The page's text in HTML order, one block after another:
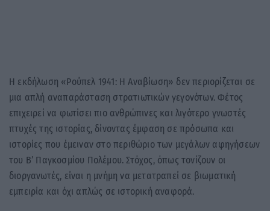
Η εκδήλωση «Ρούπελ 1941: Η Αναβίωση» δεν περιορίζεται σε
μια απλή αναπαράσταση στρατιωτικών γεγονότων. Φέτος
επιχειρεί να φωτίσει πιο ανθρώπινες και λιγότερο γνωστές
πτυχές της ιστορίας, δίνοντας έμφαση σε πρόσωπα και
ιστορίες που έμειναν στο περιθώριο των μεγάλων αφηγήσεων
του Β’ Παγκοσμίου Πολέμου. Στόχος, όπως τονίζουν οι
διοργανωτές, είναι η μνήμη να μετατραπεί σε βιωματική
εμπειρία και όχι απλώς σε ιστορική αναφορά.